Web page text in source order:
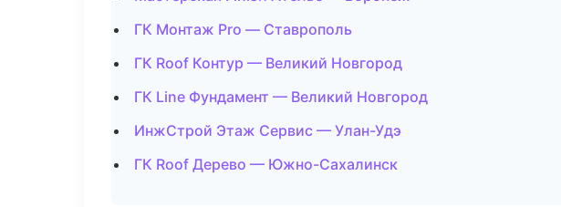
ГК Монтаж Pro — Ставрополь
ГК Roof Контур — Великий Новгород
ГК Line Фундамент — Великий Новгород
ИнжСтрой Этаж Сервис — Улан-Удэ
ГК Roof Дерево — Южно-Сахалинск